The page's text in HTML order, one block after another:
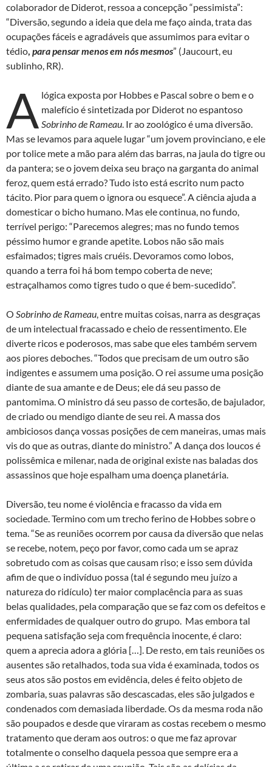
colaborador de Diderot, ressoa a concepção “pessimista”:
“Diversão, segundo a ideia que dela me faço ainda, trata das
ocupações fáceis e agradáveis que assumimos para evitar o
tédio, para pensar menos em nós mesmos” (Jaucourt, eu
sublinho, RR).
A lógica exposta por Hobbes e Pascal sobre o bem e o
malefício é sintetizada por Diderot no espantoso
Sobrinho de Rameau. Ir ao zoológico é uma diversão.
Mas se levamos para aquele lugar “um jovem provinciano, e ele
por tolice mete a mão para além das barras, na jaula do tigre ou
da pantera; se o jovem deixa seu braço na garganta do animal
feroz, quem está errado? Tudo isto está escrito num pacto
tácito. Pior para quem o ignora ou esquece”. A ciência ajuda a
domesticar o bicho humano. Mas ele continua, no fundo,
terrível perigo: “Parecemos alegres; mas no fundo temos
péssimo humor e grande apetite. Lobos não são mais
esfaimados; tigres mais cruéis. Devoramos como lobos,
quando a terra foi há bom tempo coberta de neve;
estraçalhamos como tigres tudo o que é bem-sucedido”.
O Sobrinho de Rameau, entre muitas coisas, narra as desgraças
de um intelectual fracassado e cheio de ressentimento. Ele
diverte ricos e poderosos, mas sabe que eles também servem
aos piores deboches. “Todos que precisam de um outro são
indigentes e assumem uma posição. O rei assume uma posição
diante de sua amante e de Deus; ele dá seu passo de
pantomima. O ministro dá seu passo de cortesão, de bajulador,
de criado ou mendigo diante de seu rei. A massa dos
ambiciosos dança vossas posições de cem maneiras, umas mais
vis do que as outras, diante do ministro.” A dança dos loucos é
polissêmica e milenar, nada de original existe nas baladas dos
assassinos que hoje espalham uma doença planetária.
Diversão, teu nome é violência e fracasso da vida em
sociedade. Termino com um trecho ferino de Hobbes sobre o
tema. “Se as reuniões ocorrem por causa da diversão que nelas
se recebe, notem, peço por favor, como cada um se apraz
sobretudo com as coisas que causam riso; e isso sem dúvida
afim de que o indivíduo possa (tal é segundo meu juízo a
natureza do ridículo) ter maior complacência para as suas
belas qualidades, pela comparação que se faz com os defeitos e
enfermidades de qualquer outro do grupo. Mas embora tal
pequena satisfação seja com frequência inocente, é claro:
quem a aprecia adora a glória […]. De resto, em tais reuniões os
ausentes são retalhados, toda sua vida é examinada, todos os
seus atos são postos em evidência, deles é feito objeto de
zombaria, suas palavras são descascadas, eles são julgados e
condenados com demasiada liberdade. Os da mesma roda não
são poupados e desde que viraram as costas recebem o mesmo
tratamento que deram aos outros: o que me faz aprovar
totalmente o conselho daquela pessoa que sempre era a